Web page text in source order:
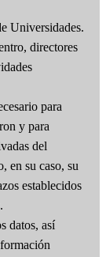
Universidades.
directores
para
y para
del
en su caso, su
establecidos
datos, así